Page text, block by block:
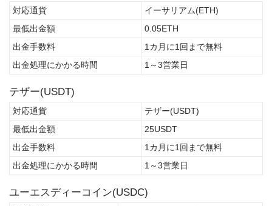
対応通貨
イーサリアム(ETH)
最低出金額
0.05ETH
出金手数料
1カ月に1回まで無料
出金処理にかかる時間
1～3営業日
テザー(USDT)
対応通貨
テザー(USDT)
最低出金額
25USDT
出金手数料
1カ月に1回まで無料
出金処理にかかる時間
1～3営業日
ユーエスディーコイン(USDC)